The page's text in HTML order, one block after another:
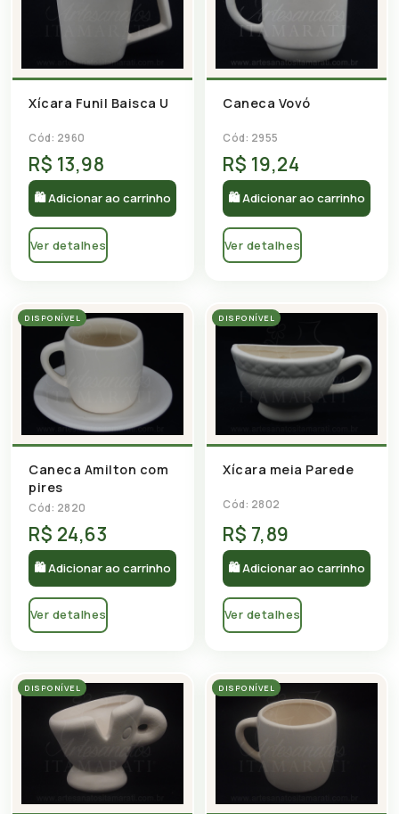
Xícara Funil Baisca U
Cód: 2960
R$ 13,98
🛍 Adicionar ao carrinho
Ver detalhes
Caneca Vovó
Cód: 2955
R$ 19,24
🛍 Adicionar ao carrinho
Ver detalhes
DISPONÍVEL
Caneca Amilton com
pires
Cód: 2820
R$ 24,63
🛍 Adicionar ao carrinho
Ver detalhes
DISPONÍVEL
Xícara meia Parede
Cód: 2802
R$ 7,89
🛍 Adicionar ao carrinho
Ver detalhes
DISPONÍVEL DISPONÍVEL